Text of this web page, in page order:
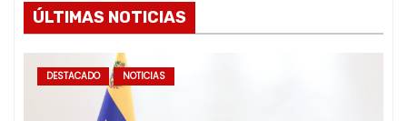
ÚLTIMAS NOTICIAS
DESTACADO NOTICIAS